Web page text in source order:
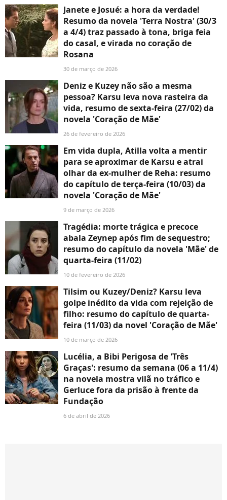
Janete e Josué: a hora da verdade!
Resumo da novela 'Terra Nostra' (30/3
a 4/4) traz passado à tona, briga feia
do casal, e virada no coração de
Rosana
30 de março de 2026
Deniz e Kuzey não são a mesma
pessoa? Karsu leva nova rasteira da
vida, resumo de sexta-feira (27/02) da
novela 'Coração de Mãe'
26 de fevereiro de 2026
Em vida dupla, Atilla volta a mentir
para se aproximar de Karsu e atrai
olhar da ex-mulher de Reha: resumo
do capítulo de terça-feira (10/03) da
novela 'Coração de Mãe'
9 de março de 2026
Tragédia: morte trágica e precoce
abala Zeynep após fim de sequestro;
resumo do capítulo da novela 'Mãe' de
quarta-feira (11/02)
10 de fevereiro de 2026
Tilsim ou Kuzey/Deniz? Karsu leva
golpe inédito da vida com rejeição de
filho: resumo do capítulo de quarta-
feira (11/03) da novel 'Coração de Mãe'
10 de março de 2026
Lucélia, a Bibi Perigosa de 'Três
Graças': resumo da semana (06 a 11/4)
na novela mostra vilã no tráfico e
Gerluce fora da prisão à frente da
Fundação
6 de abril de 2026